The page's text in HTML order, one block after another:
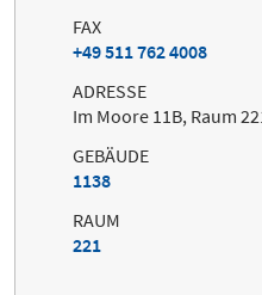
FAX
+49 511 762 4008
ADRESSE
Im Moore 11B, Raum
GEBÄUDE
1138
RAUM
221